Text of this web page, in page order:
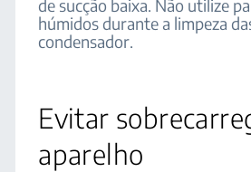
de sucção baixa. Não utilize
húmidos durante a limpeza
condensador.
Evitar
aparelho